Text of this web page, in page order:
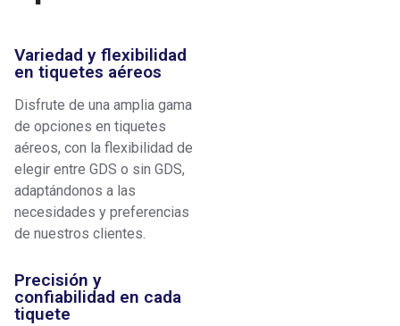
Variedad y flexibilidad
en tiquetes aéreos
Disfrute de una amplia gama
de opciones en tiquetes
aéreos, con la flexibilidad de
elegir entre GDS o sin GDS,
adaptándonos a las
necesidades y preferencias
de nuestros clientes.
Precisión y
confiabilidad en cada
tiquete